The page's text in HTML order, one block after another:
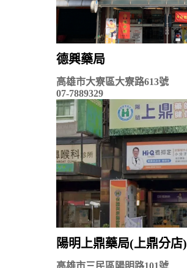
德興藥局
高雄市大寮區大寮路613號
07-7889329
陽明上鼎藥局(上鼎分店)
高雄市三民區陽明路101號